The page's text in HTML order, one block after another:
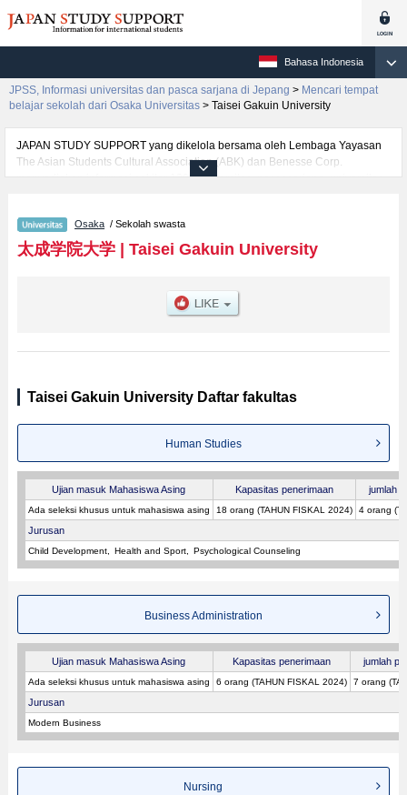
Bahasa Indonesia
JPSS, Informasi universitas dan pasca sarjana di Jepang > Mencari tempat
belajar sekolah dari Osaka Universitas > Taisei Gakuin University
JAPAN STUDY SUPPORT yang dikelola bersama oleh Lembaga Yayasan
The Asian Students Cultural Association (ABK) dan Benesse Corp.
menyediakan informasi sekitar 1300 universitas, pascasarjana, universitas
informasi per fakultas seperti Fakultas Human StudiesatauFakultas
Business AdministrationatauFakultas Nursing, serta berbagai informasi
yang berguna bagi mahasiswa(i) mancanegara seperti kuota untuk jumlah
informasi mengenai ujian masuk, prasarana kampus, akses jalan, dan
lainnya. Silakan memanfaatkannya.
Osaka / Sekolah swasta
太成学院大学| Taisei Gakuin University
Taisei Gakuin University Daftar fakultas
Human Studies
Ujian masuk Mahasiswa Asing Kapasitas penerimaan jumlah
Ada seleksi khusus untuk mahasiswa asing 18 orang (TAHUN FISKAL 2024) 4 orang
Jurusan
Child Development Health and Sport Psychological Counseling
Business Administration
Ujian masuk Mahasiswa Asing Kapasitas penerimaan jumlah
Ada seleksi khusus untuk mahasiswa asing 6 orang (TAHUN FISKAL 2024) 7 orang
Jurusan
Modern Business
Nursing